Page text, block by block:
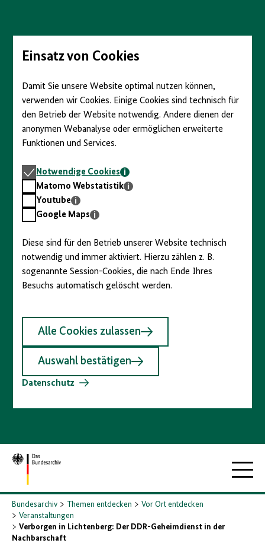
Seiteninhalt
springenEinsatz von Cookies
Damit Sie unsere Website optimal nutzen können,
verwenden wir Cookies. Einige Cookies sind technisch für
den Betrieb der Website notwendig. Andere dienen der
anonymen Webanalyse oder ermöglichen erweiterte
Funktionen und Services.
Notwendige
Cookies
Notwendige Cookies
Matomo
Webstatistik
Matomo Webstatistik
Youtube
Youtube
GoogleGoogle Maps
Diese sind für den Betrieb unserer Website technisch
notwendig und immer aktiviert. Hierzu zählen z. B.
sogenannte Session-Cookies, die nach Ende Ihres
Besuchs automatisch gelöscht werden.
Alle Cookies zulassen
Auswahl bestätigen
Datenschutz
Zur
Startseite
Bundesarchiv Themen entdecken
Vor Ort entdecken
Veranstaltungen
Verborgen in Lichtenberg: Der DDR-Geheimdienst in der
Nachbarschaft